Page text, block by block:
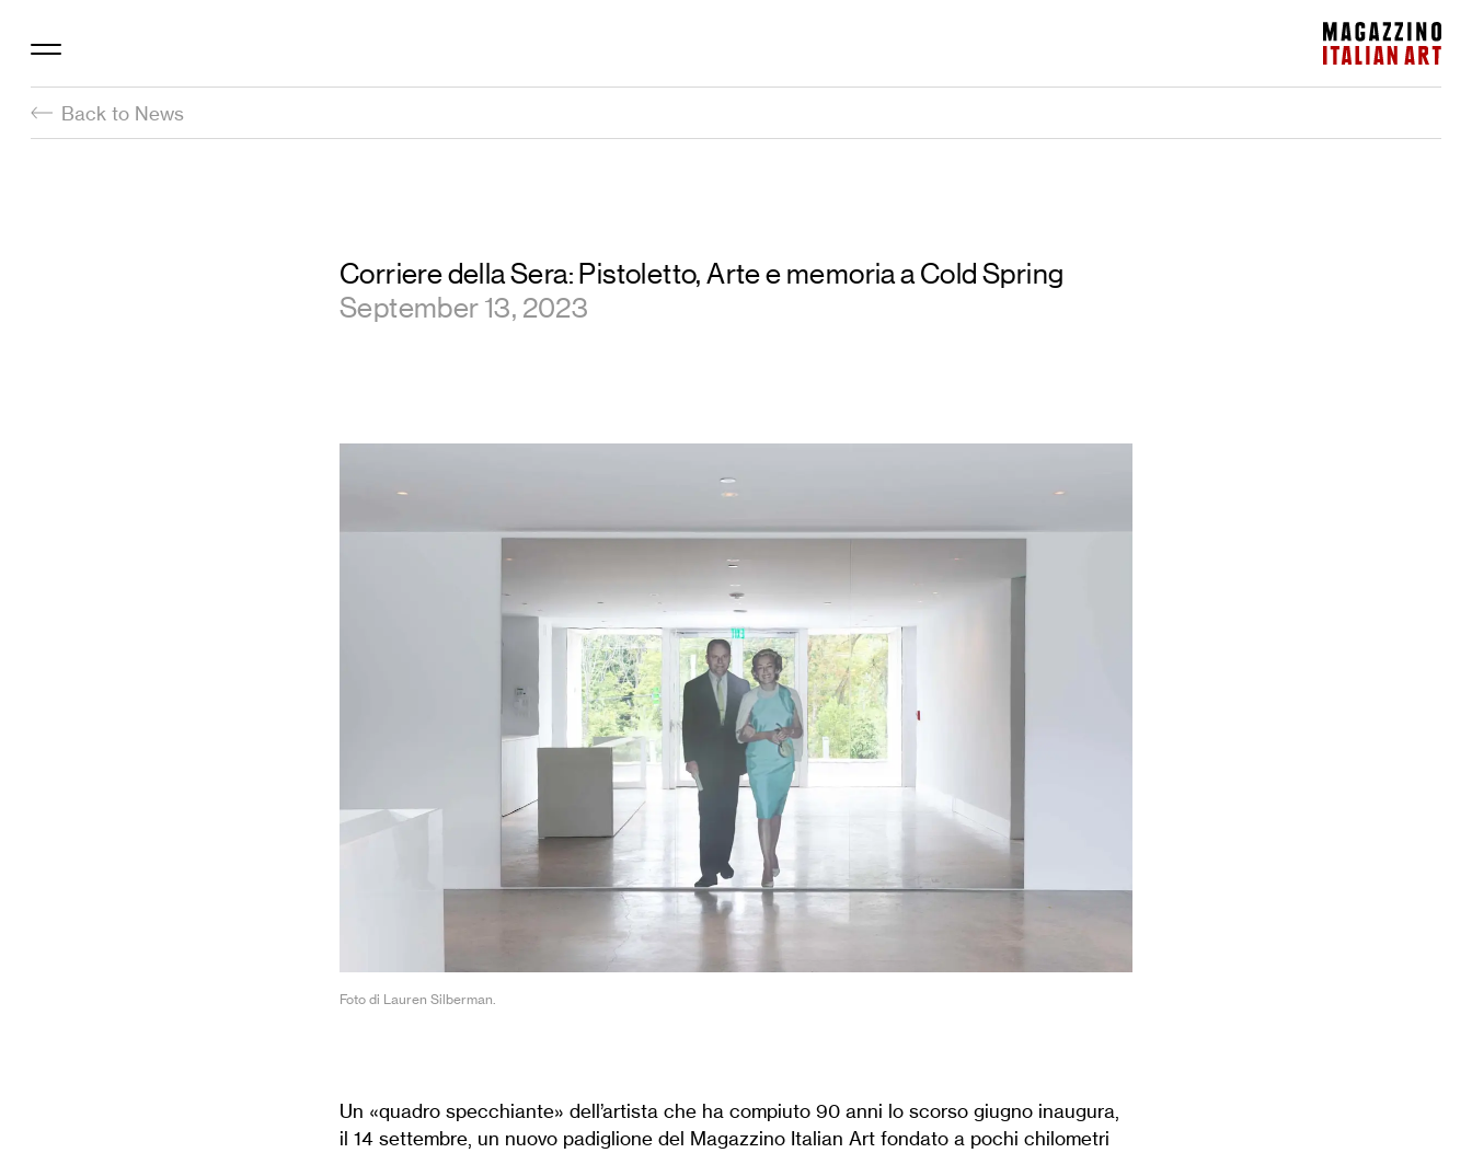
Magazzino Italian Art
Back to News
Corriere della Sera: Pistoletto, Arte e memoria a Cold Spring
September 13, 2023
Foto di Lauren Silberman.
Un «quadro specchiante» dell’artista che ha compiuto 90 anni lo scorso giugno inaugura,
il 14 settembre, un nuovo padiglione del Magazzino Italian Art fondato a pochi chilometri